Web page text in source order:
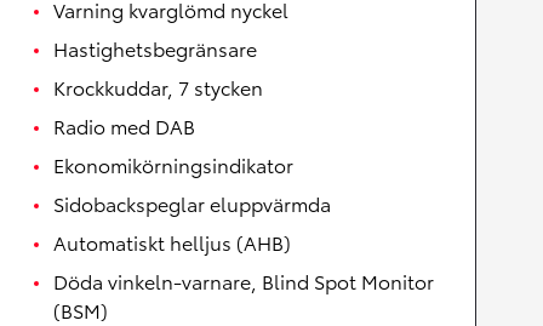
Varning kvarglömd nyckel
Hastighetsbegränsare
Krockkuddar, 7 stycken
Radio med DAB
Ekonomikörningsindikator
Sidobackspeglar eluppvärmda
Automatiskt helljus (AHB)
Döda vinkeln-varnare, Blind Spot Monitor
(BSM)